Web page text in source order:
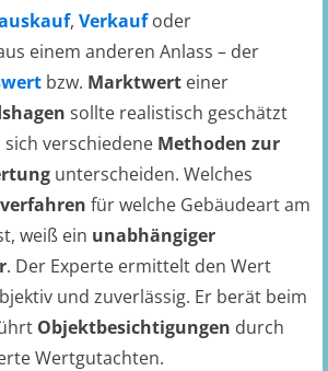
, Verkaufoder
einem anderen Anlass – der
bzw. Marktwert einer
sollte realistisch geschätzt
sich verschiedene Methoden zur
unterscheiden. Welches
für welche Gebäudeart am
weiß ein unabhängiger
. Der Experte ermittelt den Wert
und zuverlässig. Er berät beim
Objektbesichtigungen durch
Wertgutachten.